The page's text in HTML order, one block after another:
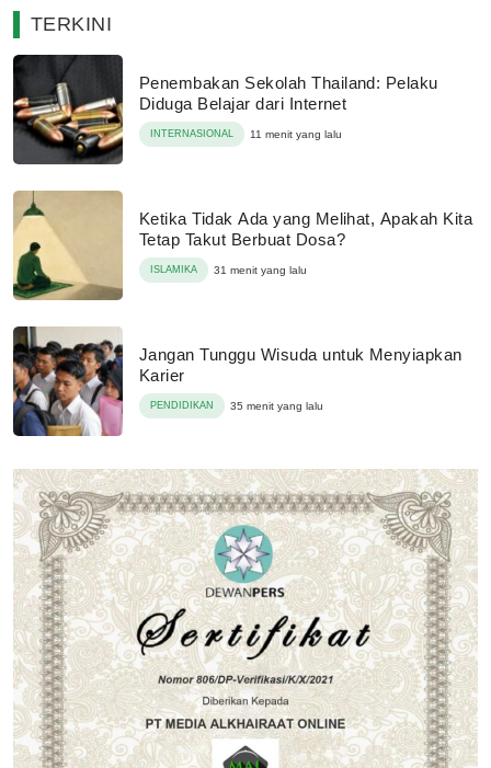
TERKINI
Penembakan Sekolah Thailand: Pelaku
Diduga Belajar dari Internet
INTERNASIONAL 11 menit yang lalu
Ketika Tidak Ada yang Melihat, Apakah Kita
Tetap Takut Berbuat Dosa?
ISLAMIKA 31 menit yang lalu
Jangan Tunggu Wisuda untuk Menyiapkan
Karier
PENDIDIKAN 35 menit yang lalu